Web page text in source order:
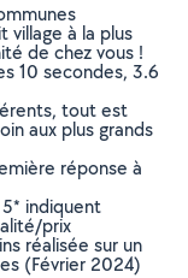
village à la plus
de chez vous !
10 secondes, 3.6
tout est
aux plus grands
réponse à
indiquent
prix
réalisée sur un
(Février 2024)